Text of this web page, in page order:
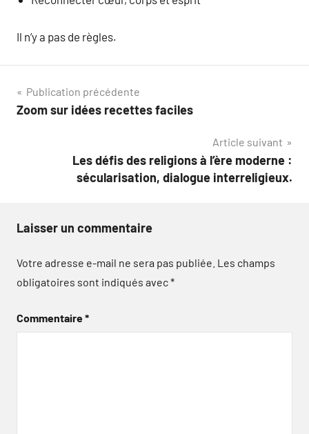
Il n’y a pas de règles.
Navigation
de
Publication précédente
Zoom sur idées recettes faciles
Article suivant
Les défis des religions à l’ère moderne :
sécularisation, dialogue interreligieux.
Laisser un commentaire
Votre adresse e-mail ne sera pas publiée. Les champs
obligatoires sont indiqués avec*
Commentaire*